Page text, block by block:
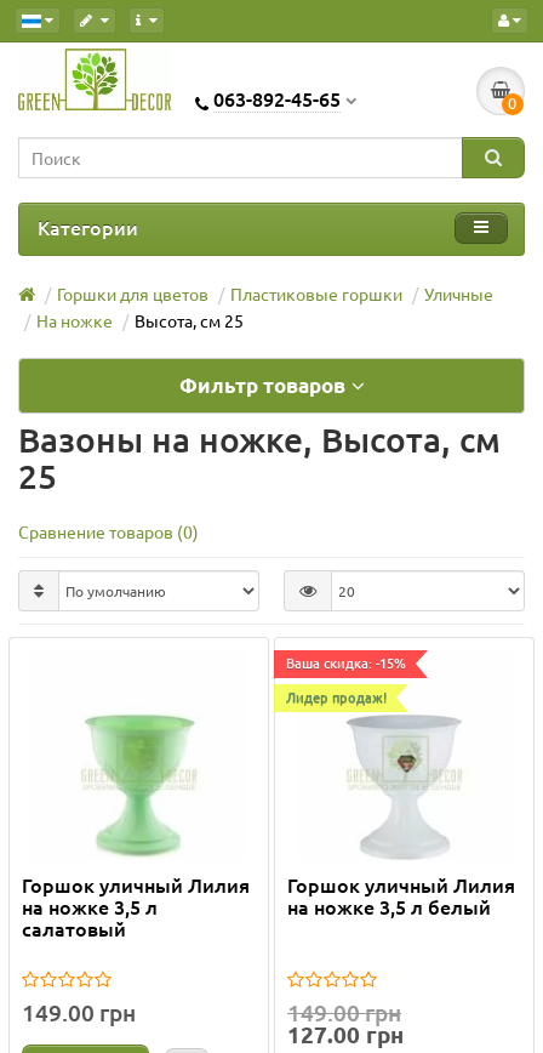
063-892-45-65 0
Категории
Горшки для цветов Пластиковые горшки
Уличные
На ножке
Высота, см 25
Фильтр товаров
Вазоны на ножке, Высота, см
25
Сравнение товаров (0)
Горшок уличный Лилия
на ножке 3,5 л
салатовый
149.00 грн
Ваша скидка: -15%
Лидер продаж!
Горшок уличный Лилия
на ножке 3,5 л белый
149.00 грн
127.00 грн